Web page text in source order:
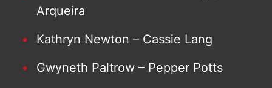
Arqueira
Kathryn Newton – Cassie Lang
Gwyneth Paltrow – Pepper Potts